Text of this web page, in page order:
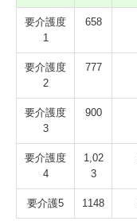
要介護度
1
658
要介護度
2
777
要介護度
3
900
要介護度
4
1,02
3
要介護5 1148